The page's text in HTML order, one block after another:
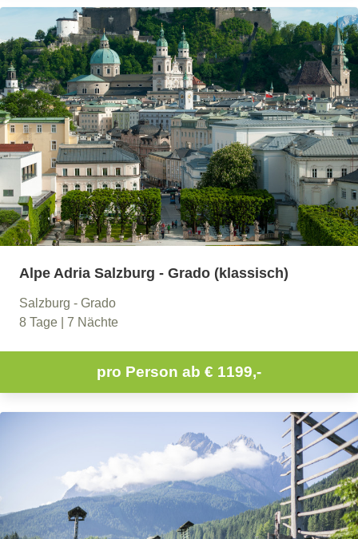
Alpe Adria Salzburg - Grado (klassisch)
Salzburg - Grado
8 Tage | 7 Nächte
pro Person ab € 1199,-